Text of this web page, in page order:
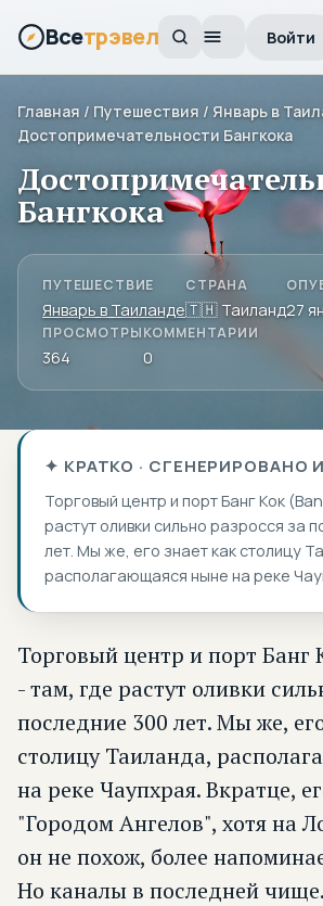
Всетрэвел Войти
Главная / Путешествия / Январь в
Достопримечательности Бангкока
Бангкока
ПУТЕШЕСТВИЕ
Январь в Таиланде
СТРАНА
🇹🇭 Таиланд27
ПРОСМОТРЫ
364
КОММЕНТАРИИ
0
✦ КРАТКО · СГЕНЕРИРОВАНО
Торговый центр и порт Банг Кок
растут оливки сильно разросся за
лет. Мы же, его знает как столицу
располагающаяся ныне на реке
Торговый центр и порт Банг
- там, где растут оливки
последние 300 лет. Мы же,
столицу Таиланда,
на реке Чаупхрая. Вкратце,
"Городом Ангелов", хотя на
он не похож, более
Но каналы в последней чище.